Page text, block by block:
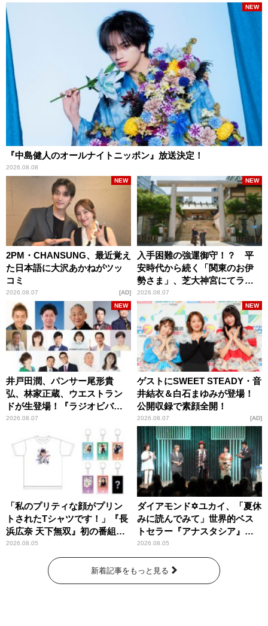
『中島健人のオールナイトニッポン』放送決定！
2026.08.08
NEW
2PM・CHANSUNG、最近覚え
た日本語に大沢あかねがツッ
コミ
2026.08.07
NEW
AD
入手困難の強運御守！？ 平
安時代から続く「関東のお伊
勢さま」、芝大神宮にてラン
パンプスが合格祈願！
2026.08.07
NEW
井戸田潤、パンサー尾形貴
弘、林家正蔵、ウエストラン
ドが生登場！『ラジオビバリ
ー昼ズ』
2026.08.07
NEW
ゲストにSWEET STEADY・音
井結衣＆白石まゆみが登場！
公開収録で素顔全開！
2026.08.07
NEW
AD
「私のプリティな顔がプリン
トされたTシャツです！」『長
浜広奈 天下無双』初の番組グ
ッズ発売
2026.08.05
ダイアモンド✡ユカイ、「夏休
みに読んでみて」世界的ベス
トセラー『アナスタシア』を
紹介
2026.08.05
新着記事をもっと見る